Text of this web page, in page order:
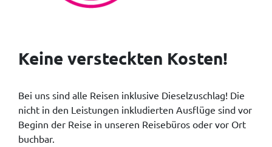
Keine versteckten Kosten!
Bei uns sind alle Reisen inklusive Dieselzuschlag! Die
nicht in den Leistungen inkludierten Ausflüge sind vor
Beginn der Reise in unseren Reisebüros oder vor Ort
buchbar.